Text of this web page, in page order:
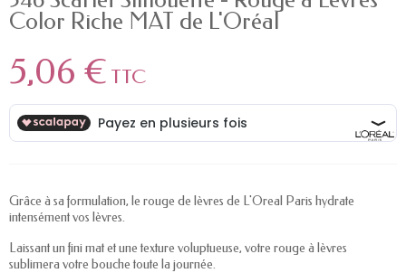
Color Riche MAT de L'Oréal
5,06 € TTC
Grâce à sa formulation, le rouge de lèvres de L'Oreal Paris hydrate
intensément vos lèvres.
Laissant un fini mat et une texture voluptueuse, votre rouge à lèvres
sublimera votre bouche toute la journée.